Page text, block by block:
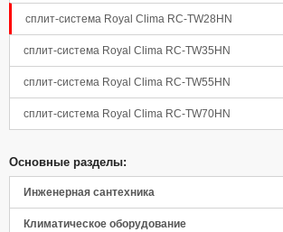
сплит-система Royal Clima RC-TW28HN
сплит-система Royal Clima RC-TW35HN
сплит-система Royal Clima RC-TW55HN
сплит-система Royal Clima RC-TW70HN
Основные разделы:
Инженерная сантехника
Климатическое оборудование